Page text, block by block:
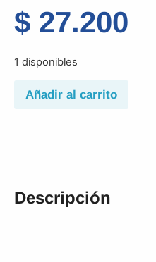
$ 27.200
1 disponibles
Añadir al carrito
Descripción